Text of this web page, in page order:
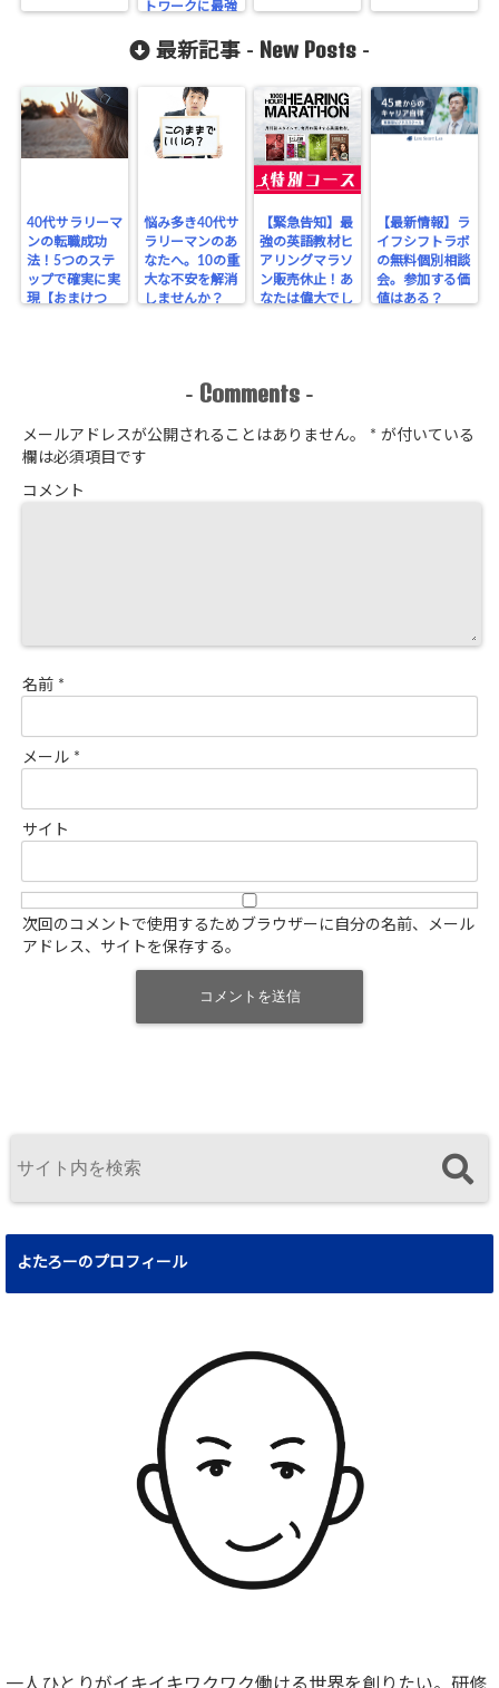
トワークに最強
最新記事 - New Posts -
40代サラリーマ
ンの転職成功
法！5つのステ
ップで確実に実
現【おまけつ
悩み多き40代サ
ラリーマンのあ
なたへ。10の重
大な不安を解消
しませんか？
【緊急告知】最
強の英語教材ヒ
アリングマラソ
ン販売休止！あ
なたは偉大でし
【最新情報】ラ
イフシフトラボ
の無料個別相談
会。参加する価
値はある？
- Comments -
メールアドレスが公開されることはありません。 * が付いている
欄は必須項目です
コメント
名前 *
メール *
サイト
次回のコメントで使用するためブラウザーに自分の名前、メール
アドレス、サイトを保存する。
よたろーのプロフィール